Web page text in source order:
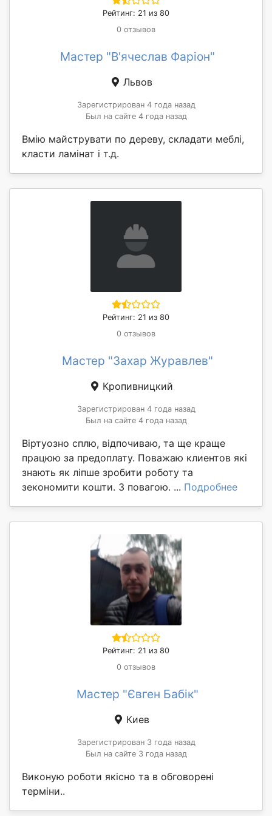
Рейтинг: 21 из 80
0 отзывов
Мастер "В'ячеслав Фаріон"
Львов
Зарегистрирован 4 года назад
Был на сайте 4 года назад
Вмію майструвати по дереву, складати меблі,
класти ламінат і т.д.
Рейтинг: 21 из 80
0 отзывов
Мастер "Захар Журавлев"
Кропивницкий
Зарегистрирован 4 года назад
Был на сайте 4 года назад
Віртуозно сплю, відпочиваю, та ще краще
працюю за предоплату. Поважаю клиентов які
знають як ліпше зробити роботу та
зекономити кошти. З повагою. ... Подробнее
Рейтинг: 21 из 80
0 отзывов
Мастер "Євген Бабік"
Киев
Зарегистрирован 3 года назад
Был на сайте 3 года назад
Виконую роботи якісно та в обговорені
терміни..